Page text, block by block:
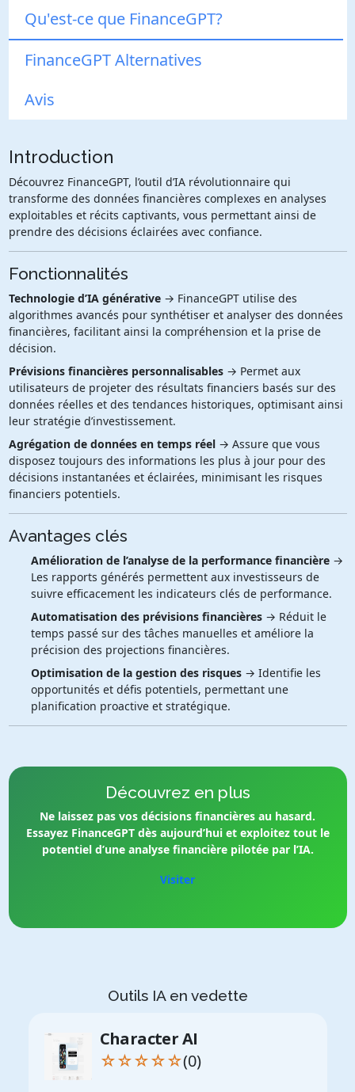
Qu'est-ce que FinanceGPT?
FinanceGPT Alternatives
Avis
Introduction
Découvrez FinanceGPT, l’outil d’IA révolutionnaire qui
transforme des données financières complexes en analyses
exploitables et récits captivants, vous permettant ainsi de
prendre des décisions éclairées avec confiance.
Fonctionnalités
Technologie d’IA générative→ FinanceGPT utilise des
algorithmes avancés pour synthétiser et analyser des données
financières, facilitant ainsi la compréhension et la prise de
décision.
Prévisions financières personnalisables→ Permet aux
utilisateurs de projeter des résultats financiers basés sur des
données réelles et des tendances historiques, optimisant ainsi
leur stratégie d’investissement.
Agrégation de données en temps réel→ Assure que vous
disposez toujours des informations les plus à jour pour des
décisions instantanées et éclairées, minimisant les risques
financiers potentiels.
Avantages clés
Amélioration de l’analyse de la performance financière→
Les rapports générés permettent aux investisseurs de
suivre efficacement les indicateurs clés de performance.
Automatisation des prévisions financières→ Réduit le
temps passé sur des tâches manuelles et améliore la
précision des projections financières.
Optimisation de la gestion des risques→ Identifie les
opportunités et défis potentiels, permettant une
planification proactive et stratégique.
Découvrez en plus
Ne laissez pas vos décisions financières au hasard.
Essayez FinanceGPT dès aujourd’hui et exploitez tout le
potentiel d’une analyse financière pilotée par l’IA.
Visiter
Outils IA en vedette
Character AI
☆☆☆☆☆(0)